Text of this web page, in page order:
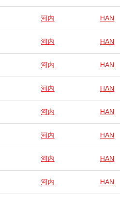
河内 HAN
河内 HAN
河内 HAN
河内 HAN
河内 HAN
河内 HAN
河内 HAN
河内 HAN